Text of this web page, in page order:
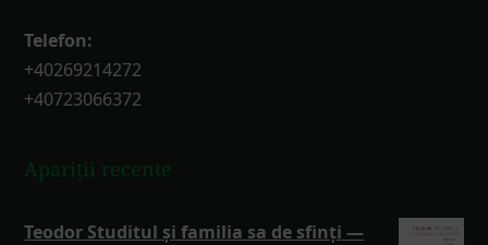
Telefon:
+40269214272
+40723066372
Apariții recente
Teodor Studitul și familia sa de sfinți —